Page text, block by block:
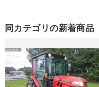
スタッフの鈴木さ
対応頂きました。
が、今後も農機具
ようと思います。
同カテゴリの新着商品